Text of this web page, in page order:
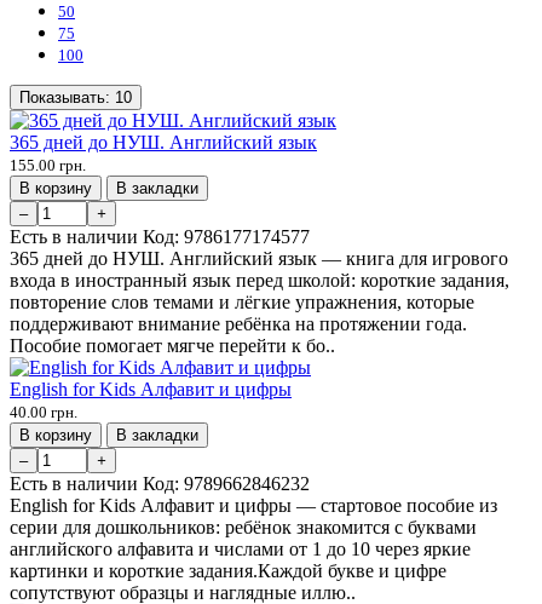
50
75
100
Показывать: 10
365 дней до НУШ. Английский язык
155.00 грн.
В корзину
В закладки
–
+
Есть в наличии Код: 9786177174577
365 дней до НУШ. Английский язык — книга для игрового
входа в иностранный язык перед школой: короткие задания,
повторение слов темами и лёгкие упражнения, которые
поддерживают внимание ребёнка на протяжении года.
Пособие помогает мягче перейти к бо..
English for Kids Алфавит и цифры
40.00 грн.
В корзину
В закладки
–
+
Есть в наличии Код: 9789662846232
English for Kids Алфавит и цифры — стартовое пособие из
серии для дошкольников: ребёнок знакомится с буквами
английского алфавита и числами от 1 до 10 через яркие
картинки и короткие задания.Каждой букве и цифре
сопутствуют образцы и наглядные иллю..